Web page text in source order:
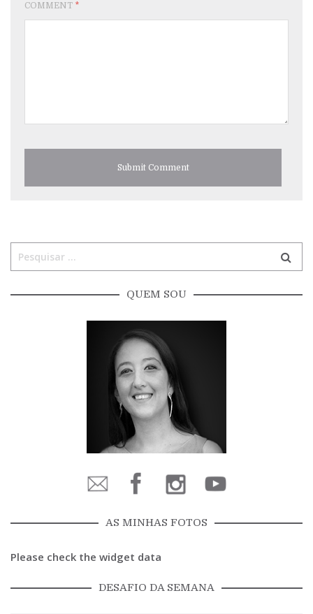
COMMENT *
QUEM SOU
AS MINHAS FOTOS
Please check the widget data
DESAFIO DA SEMANA